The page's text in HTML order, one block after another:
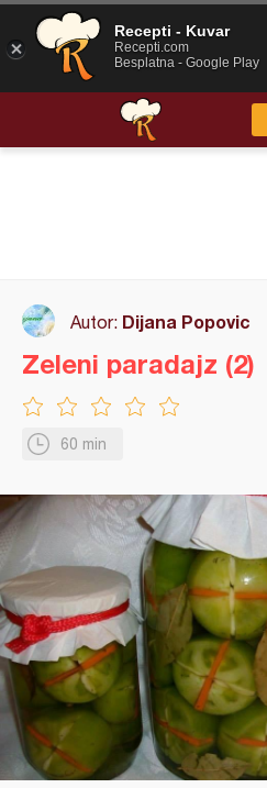
Autor: Dijana Popovic
60 min
Zeleni paradajz (2)
Recepti - Kuvar
Recepti.com
Besplatna - Google Play